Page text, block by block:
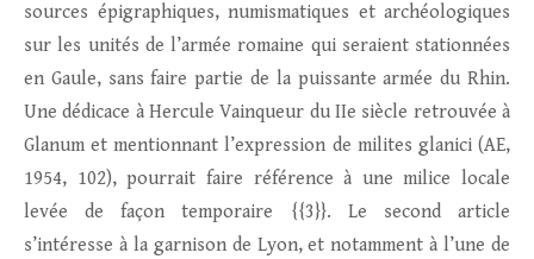
sources épigraphiques, numismatiques et archéologiques
sur les unités de l’armée romaine qui seraient stationnées
en Gaule, sans faire partie de la puissante armée du Rhin.
Une dédicace à Hercule Vainqueur du IIe siècle retrouvée à
Glanum et mentionnant l’expression de milites glanici (AE,
1954, 102), pourrait faire référence à une milice locale
levée de façon temporaire {{3}}. Le second article
s’intéresse à la garnison de Lyon, et notamment à l’une de